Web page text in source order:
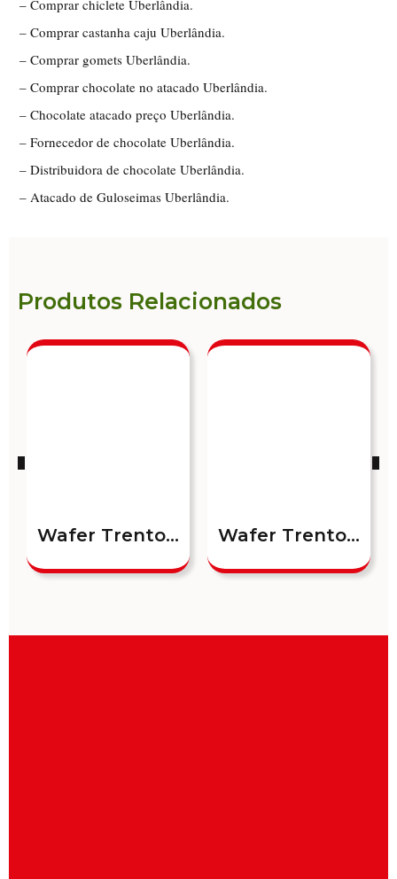
– Comprar chiclete Uberlândia.
– Comprar castanha caju Uberlândia.
– Comprar gomets Uberlândia.
– Comprar chocolate no atacado Uberlândia.
– Chocolate atacado preço Uberlândia.
– Fornecedor de chocolate Uberlândia.
– Distribuidora de chocolate Uberlândia.
– Atacado de Guloseimas Uberlândia.
Produtos Relacionados
Wafer Trento... Wafer Trento...